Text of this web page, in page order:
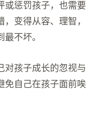
或惩罚孩子，也需要
变得从容、理智，
不坏。
对孩子成长的忽视与
免自己在孩子面前唉